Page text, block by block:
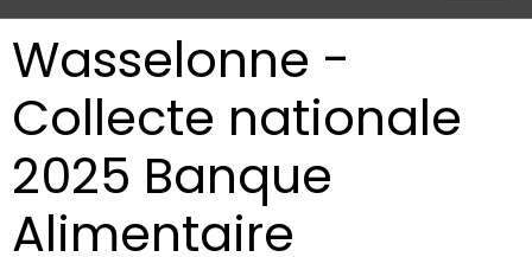
Wasselonne -
Collecte nationale
2025 Banque
Alimentaire